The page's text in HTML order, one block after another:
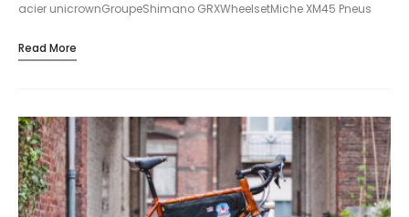
acier unicrownGroupeShimano GRXWheelsetMiche XM45 Pneus
Read More